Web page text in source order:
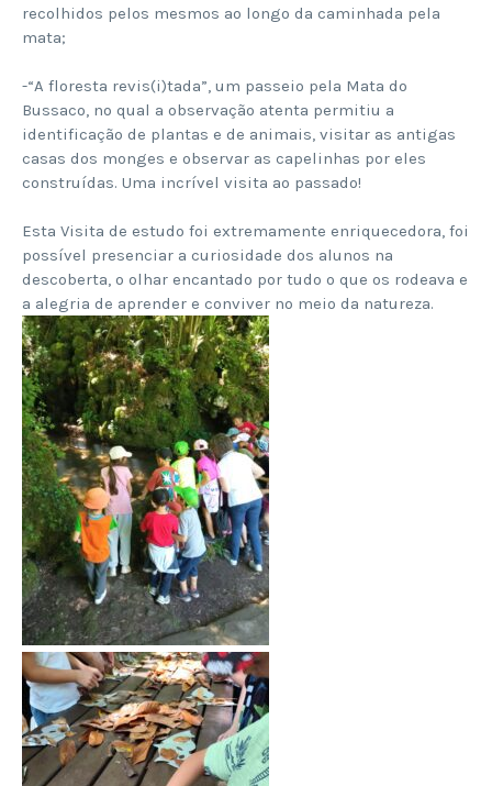
recolhidos pelos mesmos ao longo da caminhada pela
mata;
-“A floresta revis(i)tada”, um passeio pela Mata do
Bussaco, no qual a observação atenta permitiu a
identificação de plantas e de animais, visitar as antigas
casas dos monges e observar as capelinhas por eles
construídas. Uma incrível visita ao passado!
Esta Visita de estudo foi extremamente enriquecedora, foi
possível presenciar a curiosidade dos alunos na
descoberta, o olhar encantado por tudo o que os rodeava e
a alegria de aprender e conviver no meio da natureza.